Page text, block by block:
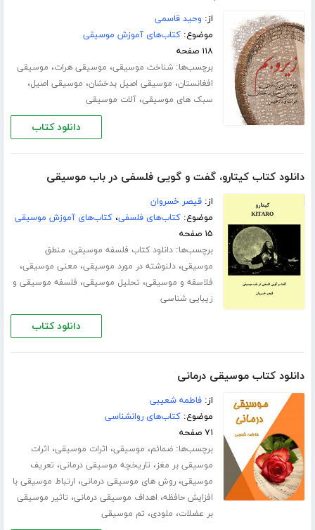
از: وحید قاسمی
موضوع:کتاب‌های آموزش موسیقی
۱۱۸ صفحه
برچسب‌ها:شناخت موسیقی، موسیقی هرات، موسیقی
افغانستان، موسیقی اصیل بدخشان، موسیقی اصیل،
سبک های موسیقی،آلات موسیقی
دانلود کتاب
دانلود کتاب کیتارو، گفت و گویی فلسفی در باب موسیقی
از:قیصر خسروان
موضوع:کتاب‌های فلسفی،کتاب‌های آموزش موسیقی
۱۵ صفحه
برچسب‌ها:دانلود کتاب فلسفه موسیقی، منطق
موسیقی،دلنوشته در مورد موسیقی، معنی موسیقی،
فلاسفه و موسیقی، تحلیل موسیقی، فلسفه موسیقی و
زیبایی شناسی
دانلود کتاب
دانلود کتاب موسیقی درمانی
از:فاطمه شعیبی
موضوع:کتاب‌های روانشناسی
۷۱ صفحه
برچسب‌ها:ضمائم، موسیقی، اثرات موسیقی، اثرات
موسیقی بر مغز، تاریخچه موسیقی درمانی، تعریف
موسیقی،روش های موسیقی درمانی، ارتباط موسیقی با
افزایش حافظه، اهداف موسیقی درمانی، تاثیر موسیقی
بر عضلات، ملودی، تم موسیقی